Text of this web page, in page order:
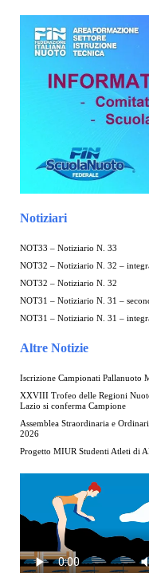
Notiziari
NOT33 – Notiziario N. 33
NOT32 – Notiziario N. 32 –
NOT32 – Notiziario N. 32
NOT31 – Notiziario N. 31 –
NOT31 – Notiziario N. 31 –
Altre Notizie
Iscrizione Campionati Pallanuoto
XXVIII Trofeo delle Regioni
Lazio si conferma Campione
Assemblea Straordinaria e
2026
Progetto MIUR Studenti Atleti di